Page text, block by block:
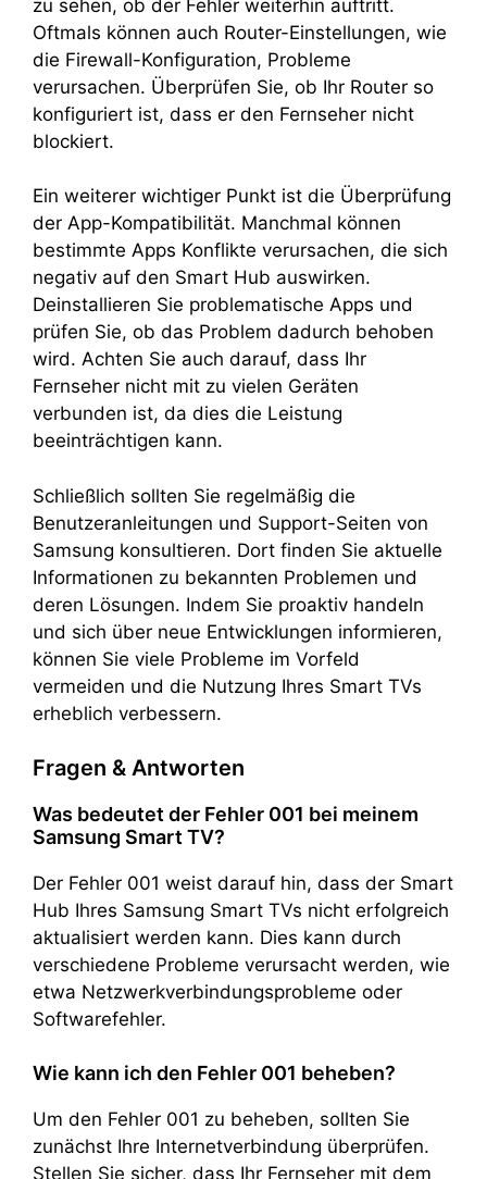
zu sehen, ob der Fehler weiterhin auftritt.
Oftmals können auch Router-Einstellungen, wie
die Firewall-Konfiguration, Probleme
verursachen. Überprüfen Sie, ob Ihr Router so
konfiguriert ist, dass er den Fernseher nicht
blockiert.
Ein weiterer wichtiger Punkt ist die Überprüfung
der App-Kompatibilität. Manchmal können
bestimmte Apps Konflikte verursachen, die sich
negativ auf den Smart Hub auswirken.
Deinstallieren Sie problematische Apps und
prüfen Sie, ob das Problem dadurch behoben
wird. Achten Sie auch darauf, dass Ihr
Fernseher nicht mit zu vielen Geräten
verbunden ist, da dies die Leistung
beeinträchtigen kann.
Schließlich sollten Sie regelmäßig die
Benutzeranleitungen und Support-Seiten von
Samsung konsultieren. Dort finden Sie aktuelle
Informationen zu bekannten Problemen und
deren Lösungen. Indem Sie proaktiv handeln
und sich über neue Entwicklungen informieren,
können Sie viele Probleme im Vorfeld
vermeiden und die Nutzung Ihres Smart TVs
erheblich verbessern.
Fragen & Antworten
Was bedeutet der Fehler 001 bei meinem
Samsung Smart TV?
Der Fehler 001 weist darauf hin, dass der Smart
Hub Ihres Samsung Smart TVs nicht erfolgreich
aktualisiert werden kann. Dies kann durch
verschiedene Probleme verursacht werden, wie
etwa Netzwerkverbindungsprobleme oder
Softwarefehler.
Wie kann ich den Fehler 001 beheben?
Um den Fehler 001 zu beheben, sollten Sie
zunächst Ihre Internetverbindung überprüfen.
Stellen Sie sicher, dass Ihr Fernseher mit dem